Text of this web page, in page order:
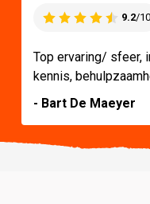
9.2/10
Top ervaring/ sfeer,
kennis,
- Bart De Maeyer